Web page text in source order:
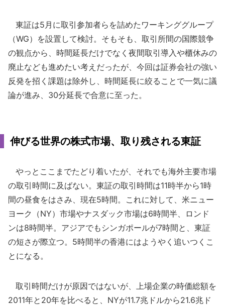
東証は5月に取引参加者らを詰めたワーキンググループ
（WG）を設置して検討。そもそも、取引所間の国際競争
の観点から、時間延長だけでなく夜間取引導入や櫃休みの
廃止なども進めたい考えだったが、今回は証券会社の強い
反発を招く課題は除外し、時間延長に絞ることで一気に議
論が進み、30分延長で合意に至った。
伸びる世界の株式市場、取り残される東証
やっとここまでたどり着いたが、それでも海外主要市場
の取引時間に及ばない。東証の取引時間は11時半から1時
間の昼食をはさみ、現在5時間。これに対して、米ニュー
ヨーク（NY）市場やナスダック市場は6時間半、ロンド
ンは8時間半。アジアでもシンガポールが7時間と、東証
の短さが際立つ。5時間半の香港にはようやく追いつくこ
とになる。
取引時間だけが原因ではないが、上場企業の時価総額を
2011年と20年を比べると、NYが11.7兆ドルから21.6兆ド